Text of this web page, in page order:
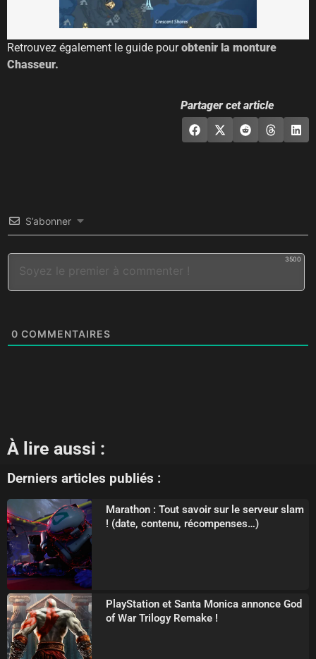
Retrouvez également le guide pourobtenir la monture
Chasseur.
Partager cet article
S’abonner
3500
0 COMMENTAIRES
À lire aussi :
Derniers articles publiés :
Marathon : Tout savoir sur le serveur slam
! (date, contenu, récompenses…)
PlayStation et Santa Monica annonce God
of War Trilogy Remake !